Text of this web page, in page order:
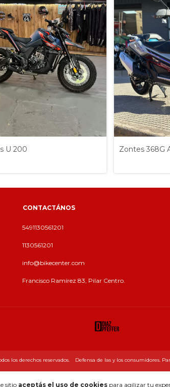
sitio aceptás el uso de cookiespara agilizar tu
U 200 Zontes 368G
CONTACTÁNOS
5491130561201
1130561201
info@bikecenter.com
Francisco Ramírez 83, Pilar Centro.
los derechos reservados. Defensa de las y los consumidores.